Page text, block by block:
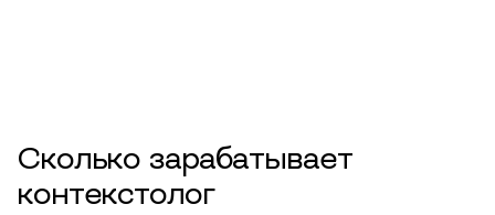
Сколько зарабатывает
контекстолог